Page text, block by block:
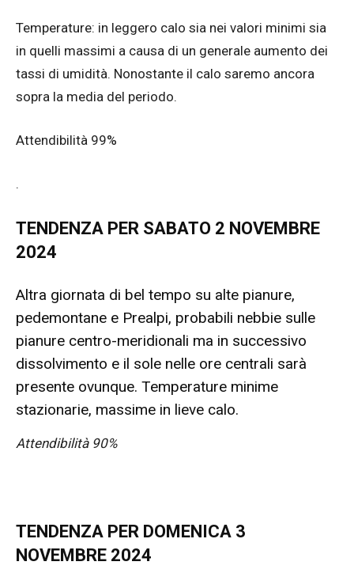
Temperature: in leggero calo sia nei valori minimi sia
in quelli massimi a causa di un generale aumento dei
tassi di umidità. Nonostante il calo saremo ancora
sopra la media del periodo.
Attendibilità 99%
.
TENDENZA PER SABATO 2 NOVEMBRE
2024
Altra giornata di bel tempo su alte pianure,
pedemontane e Prealpi, probabili nebbie sulle
pianure centro-meridionali ma in successivo
dissolvimento e il sole nelle ore centrali sarà
presente ovunque. Temperature minime
stazionarie, massime in lieve calo.
Attendibilità 90%
TENDENZA PER DOMENICA 3
NOVEMBRE 2024